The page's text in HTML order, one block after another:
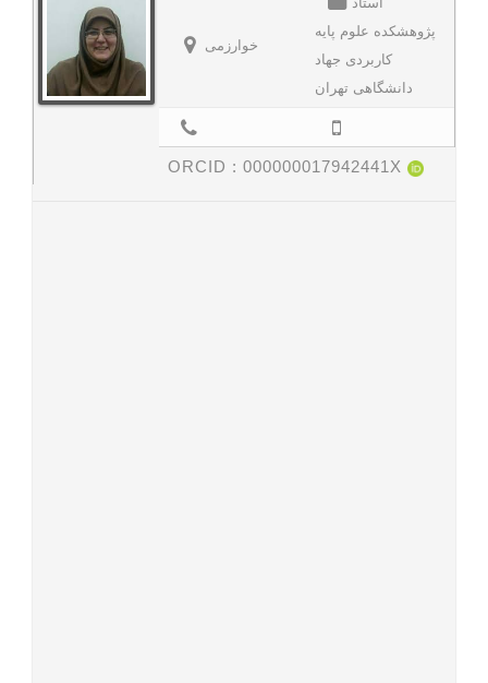
خوارزمی
پژوهشکده علوم پایه
کاربردی جهاد
دانشگاهی تهران
ORCID : 000000017942441X